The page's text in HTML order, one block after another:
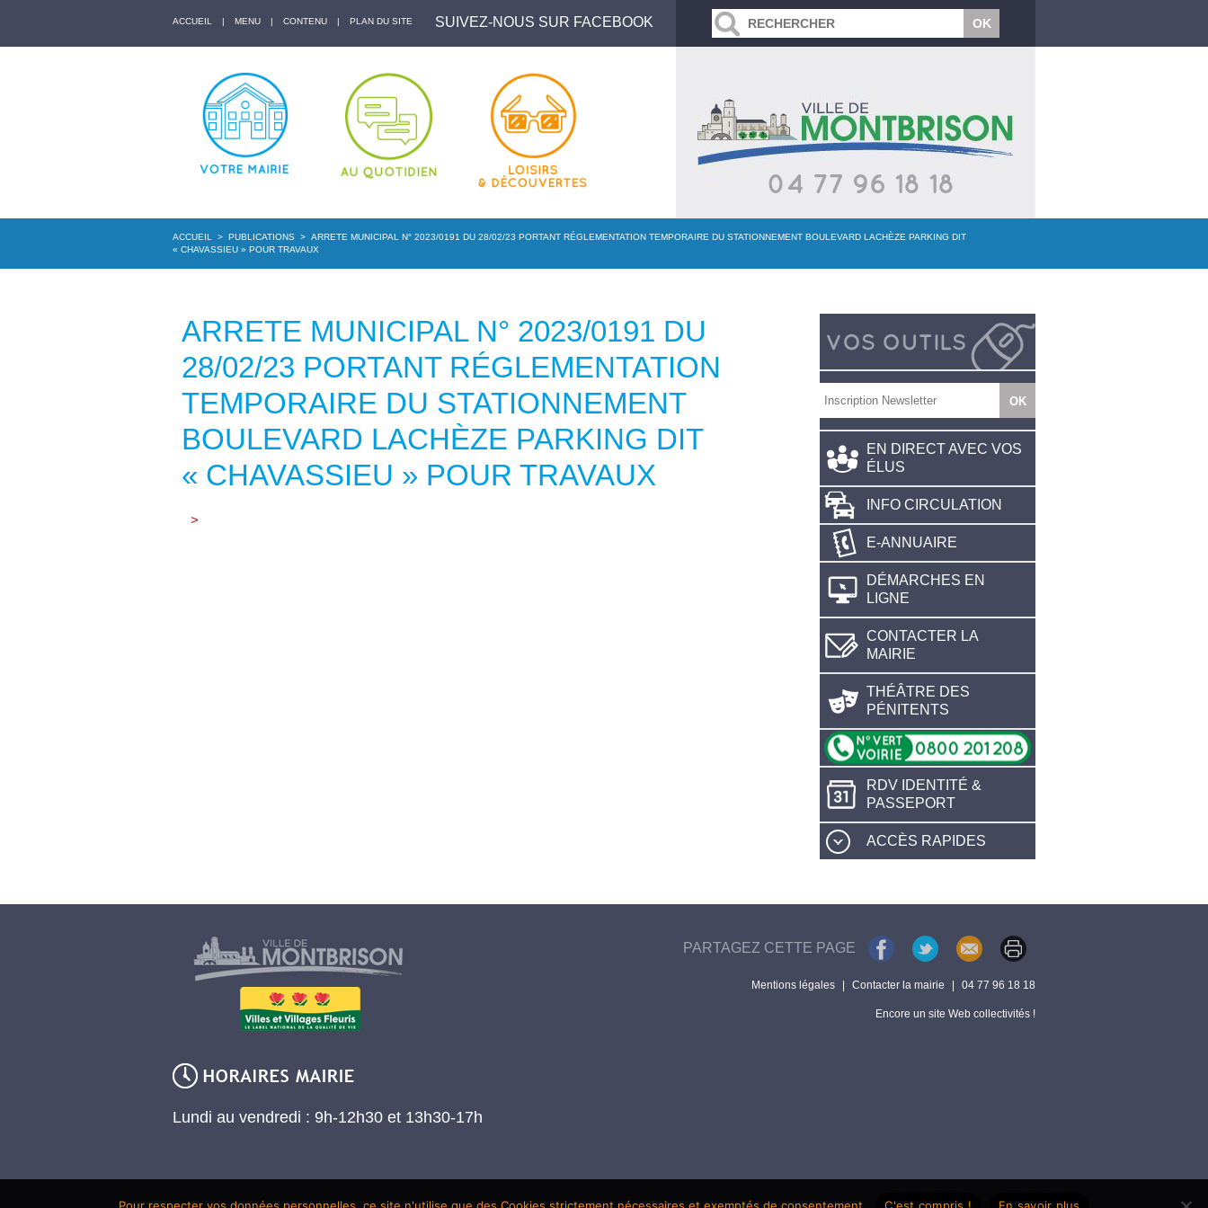
ACCUEIL | MENU | CONTENU | PLAN DU SITE SUIVEZ-NOUS SUR FACEBOOK
ACCUEIL > PUBLICATIONS > ARRETE MUNICIPAL N° 2023/0191 DU 28/02/23 PORTANT RÉGLEMENTATION TEMPORAIRE DU STATIONNEMENT BOULEVARD LACHÈZE PARKING DIT
« CHAVASSIEU » POUR TRAVAUX
ARRETE MUNICIPAL N° 2023/0191 DU
28/02/23 PORTANT RÉGLEMENTATION
TEMPORAIRE DU STATIONNEMENT
BOULEVARD LACHÈZE PARKING DIT
« CHAVASSIEU » POUR TRAVAUX
>
EN DIRECT AVEC VOS
ÉLUS
INFO CIRCULATION
E-ANNUAIRE
DÉMARCHES EN
LIGNE
CONTACTER LA
MAIRIE
THÉÂTRE DES
PÉNITENTS
RDV IDENTITÉ &
PASSEPORT
ACCÈS RAPIDES
Lundi au vendredi : 9h-12h30 et 13h30-17h
PARTAGEZ CETTE PAGE
Mentions légales Contacter la mairie 04 77 96 18 18
Encore un site Web collectivités !